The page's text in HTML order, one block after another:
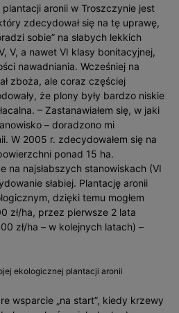
plantacji aronii w Troszczynie jest
zdecydował się na tę uprawę,
sobie” na słabych lekkich
V, a nawet VI klasy bonitacyjnej,
nawadniania. Wcześniej na
zboża, ale coraz częściej
że plony były bardzo niskie
– Zastanawiałem się, w jaki
– doradzono mi
W 2005 r. zdecydowałem się na
ponad 15 ha.
na najsłabszych stanowiskach (VI
słabiej. Plantację aronii
dzięki temu mogłem
zł/ha, przez pierwsze 2 lata
zł/ha – w kolejnych latach) –
ekologicznej plantacji aronii
wsparcie „na start”, kiedy krzewy